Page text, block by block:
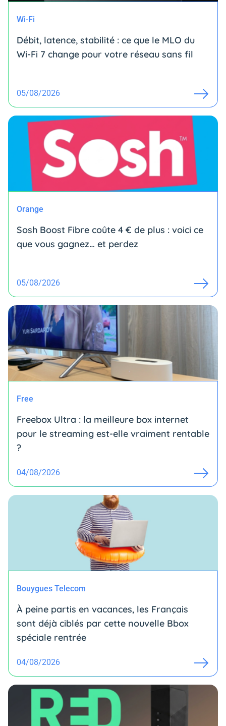
Wi-Fi
Débit, latence, stabilité : ce que le MLO du
Wi-Fi 7 change pour votre réseau sans fil
05/08/2026
Orange
Sosh Boost Fibre coûte 4 € de plus : voici ce
que vous gagnez… et perdez
05/08/2026
Free
Freebox Ultra : la meilleure box internet
pour le streaming est-elle vraiment rentable
?
04/08/2026
Bouygues Telecom
À peine partis en vacances, les Français
sont déjà ciblés par cette nouvelle Bbox
spéciale rentrée
04/08/2026